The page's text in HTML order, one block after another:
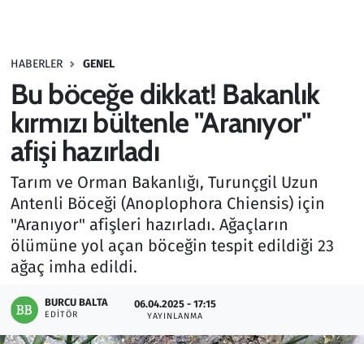
HABERLER GENEL
Bu böceğe dikkat! Bakanlık
kırmızı bültenle "Aranıyor"
afişi hazırladı
Tarım ve Orman Bakanlığı, Turunçgil Uzun
Antenli Böceği (Anoplophora Chiensis) için
"Aranıyor" afişleri hazırladı. Ağaçların
ölümüne yol açan böceğin tespit edildiği 23
ağaç imha edildi.
BURCU BALTA
EDITÖR
06.04.2025 - 17:15
YAYINLANMA
Haber
Kültür Sanat
Kurumsal Haberler
Lezzet Durağı
Memur ve Kamu
Otomobil
Oyun